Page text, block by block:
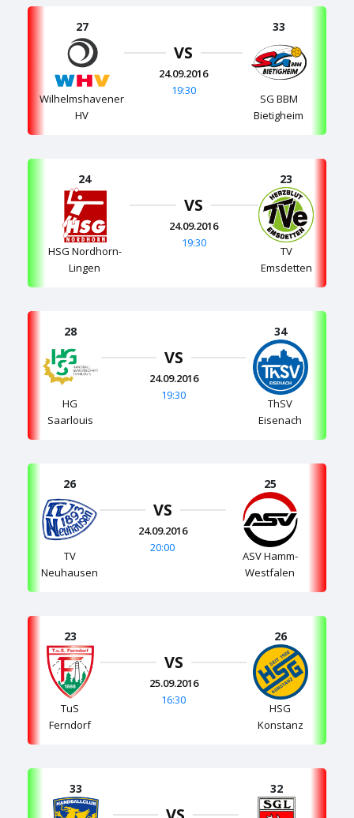
27
Wilhelmshavener
HV
VS
24.09.2016
19:30
33
SG BBM
Bietigheim
24
HSG Nordhorn-
Lingen
VS
24.09.2016
19:30
23
TV
Emsdetten
28
HG
Saarlouis
VS
24.09.2016
19:30
34
ThSV
Eisenach
26
TV
Neuhausen
VS
24.09.2016
20:00
25
ASV Hamm-
Westfalen
23
TuS
Ferndorf
VS
25.09.2016
16:30
26
HSG
Konstanz
33 32